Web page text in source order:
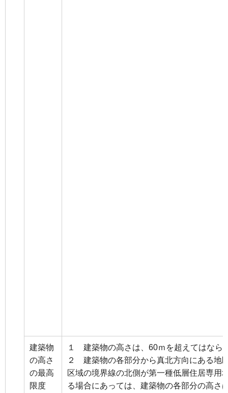
建築物
の高さ
の最高
限度
１ 建築物の高さは、60ｍを超えてはなら
２ 建築物の各部分から真北方向にある地
区域の境界線の北側が第一種低層住居専用
る場合にあっては、建築物の各部分の高さ